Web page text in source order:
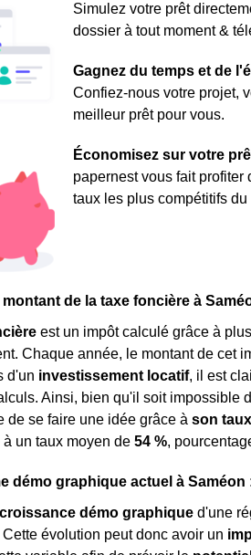
Simulez votre prêt
dossier à tout moment &
Gagnez du temps et de
Confiez-nous votre projet,
meilleur prêt pour vous.
Économisez sur votre
papernest vous fait profiter
taux les plus compétitifs du
montant de la taxe foncière à
est un impôt calculé grâce à
Chaque année, le montant de cet
d'un investissement locatif, il est
Ainsi, bien qu'il soit impossible
de se faire une idée grâce à son
un taux moyen de 54 %,
démo graphique actuel à
croissance démo graphique d'une
évolution peut donc avoir un